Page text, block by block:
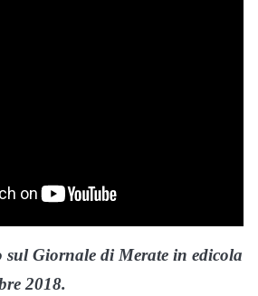
sul Giornale di Merate in edicola
2018.